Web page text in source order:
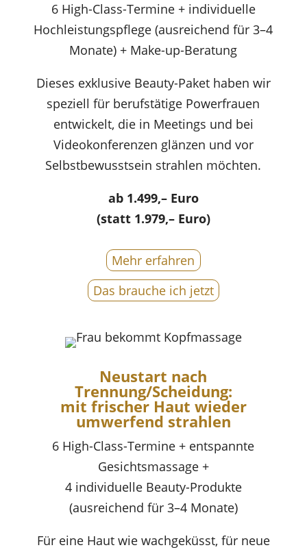
6 High-Class-Termine + individuelle
Hochleistungspflege (ausreichend für 3–4
Monate) + Make-up-Beratung
Dieses exklusive Beauty-Paket haben wir
speziell für berufstätige Powerfrauen
entwickelt, die in Meetings und bei
Videokonferenzen glänzen und vor
Selbstbewusstsein strahlen möchten.
ab 1.499,– Euro
(statt 1.979,– Euro)
Mehr erfahren
Das brauche ich jetzt
Neustart nach
Trennung/Scheidung:
mit frischer Haut wieder
umwerfend strahlen
6 High-Class-Termine + entspannte
Gesichtsmassage +
4 individuelle Beauty-Produkte
(ausreichend für 3–4 Monate)
Für eine Haut wie wachgeküsst, für neue